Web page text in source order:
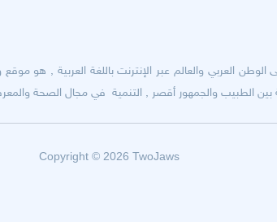
العربي والعالم عبر الإنترنت باللغة العربية , هو
الطبيب والجمهور أقصر , التنمية في مجال الصحة والمعرفة
Copyright © 2026 TwoJaws